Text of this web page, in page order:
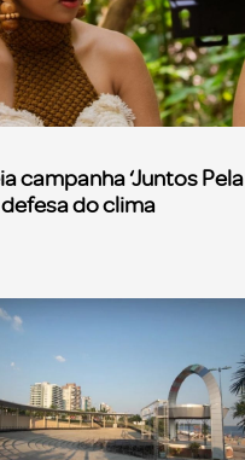
campanha ‘Juntos Pela
do clima